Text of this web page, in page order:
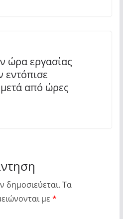
ώρα εργασίας
εντόπισε
από ώρες
δημοσιεύεται. Τα
με *